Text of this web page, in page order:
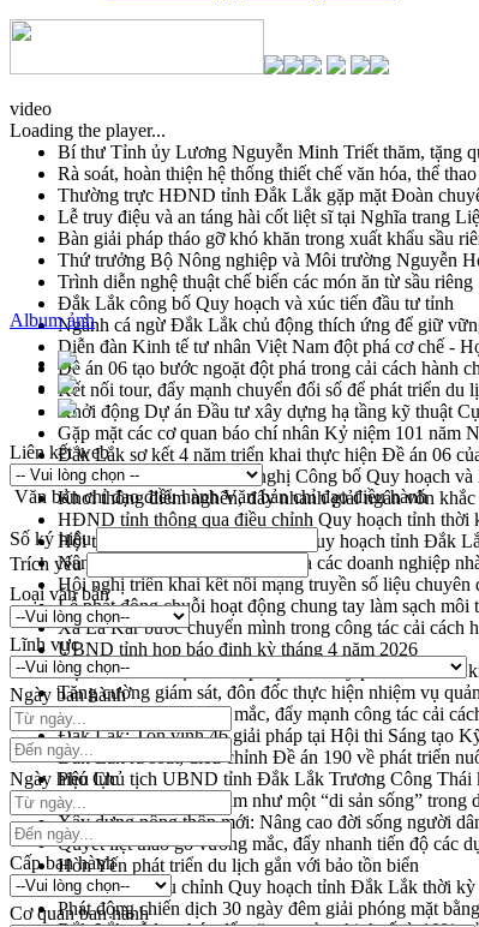
video
Loading the player...
Bí thư Tỉnh ủy Lương Nguyễn Minh Triết thăm, tặng
Rà soát, hoàn thiện hệ thống thiết chế văn hóa, thể
Thường trực HĐND tỉnh Đắk Lắk gặp mặt Đoàn
Lễ truy điệu và an táng hài cốt liệt sĩ tại Nghĩa trang
Bàn giải pháp tháo gỡ khó khăn trong xuất khẩu sầu
Thứ trưởng Bộ Nông nghiệp và Môi trường Nguyễn
Trình diễn nghệ thuật chế biến các món ăn từ sầu riêng
Đắk Lắk công bố Quy hoạch và xúc tiến đầu tư tỉnh
Ngành cá ngừ Đắk Lắk chủ động thích ứng để giữ
Diễn đàn Kinh tế tư nhân Việt Nam đột phá cơ chế -
Đề án 06 tạo bước ngoặt đột phá trong cải cách hành
Kết nối tour, đẩy mạnh chuyển đổi số để phát triển du
Khởi động Dự án Đầu tư xây dựng hạ tầng kỹ thuật
Gặp mặt các cơ quan báo chí nhân Kỷ niệm 101 năm
Đắk Lắk sơ kết 4 năm triển khai thực hiện Đề án 06
Họp báo thông tin về Hội nghị Công bố Quy hoạch
Khơi thông điểm nghẽn, đẩy nhanh giải ngân vốn
HĐND tỉnh thông qua điều chỉnh Quy hoạch tỉnh thời
Hội thảo góp ý hồ sơ điều chỉnh quy hoạch tỉnh Đắk
Nâng cao hiệu quả hoạt động của các doanh nghiệp
Hội nghị triển khai kết nối mạng truyền số liệu
Lễ phát động chuỗi hoạt động chung tay làm sạch môi
Xã Ea Kar bước chuyển mình trong công tác cải cách
UBND tỉnh họp báo định kỳ tháng 4 năm 2026
Hội thảo khoa học “Giải pháp thúc đẩy phát triển nền
Tăng cường giám sát, đôn đốc thực hiện nhiệm vụ
Tháo gỡ những vướng mắc, đẩy mạnh công tác cải
Đắk Lắk: Tôn vinh 46 giải pháp tại Hội thi Sáng tạo
Đắk Lắk rà soát, điều chỉnh Đề án 190 về phát triển
Phó Chủ tịch UBND tỉnh Đắk Lắk Trương Công Thái
Định vị cà phê Việt Nam như một “di sản sống” trong
Xây dựng nông thôn mới: Nâng cao đời sống người
Quyết liệt tháo gỡ vướng mắc, đẩy nhanh tiến độ các
Hòn Yến phát triển du lịch gắn với bảo tồn biển
Lấy ý kiến điều chỉnh Quy hoạch tỉnh Đắk Lắk thời kỳ
Phát động chiến dịch 30 ngày đêm giải phóng mặt
Album ảnh
Liên kết web
Văn bản chỉ đạo điều hành Văn bản chỉ đạo điều hành
Số ký hiệu
Trích yếu
Loại văn bản
Lĩnh vực
Ngày ban hành
Ngày hiệu lực
Cấp ban hành
Cơ quan ban hành